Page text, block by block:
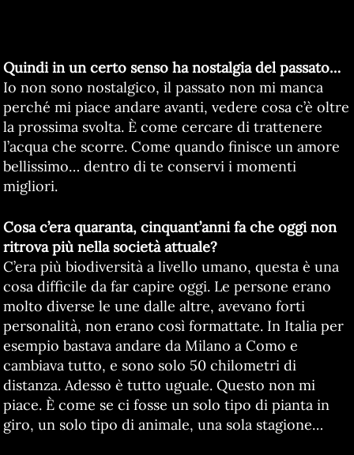
Quindi in un certo senso ha nostalgia del passato…
Io non sono nostalgico, il passato non mi manca
perché mi piace andare avanti, vedere cosa c’è oltre
la prossima svolta. È come cercare di trattenere
l’acqua che scorre. Come quando finisce un amore
bellissimo… dentro di te conservi i momenti
migliori.
Cosa c’era quaranta, cinquant’anni fa che oggi non
ritrova più nella società attuale?
C’era più biodiversità a livello umano, questa è una
cosa difficile da far capire oggi. Le persone erano
molto diverse le une dalle altre, avevano forti
personalità, non erano così formattate. In Italia per
esempio bastava andare da Milano a Como e
cambiava tutto, e sono solo 50 chilometri di
distanza. Adesso è tutto uguale. Questo non mi
piace. È come se ci fosse un solo tipo di pianta in
giro, un solo tipo di animale, una sola stagione…